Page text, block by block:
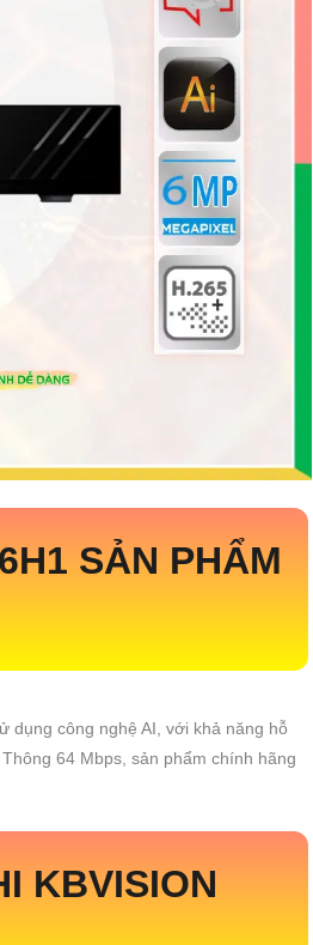
SẢN PHẨM
dụng công nghệ AI, với khả năng hỗ
64 Mbps, sản phẩm chính hãng
KBVISION